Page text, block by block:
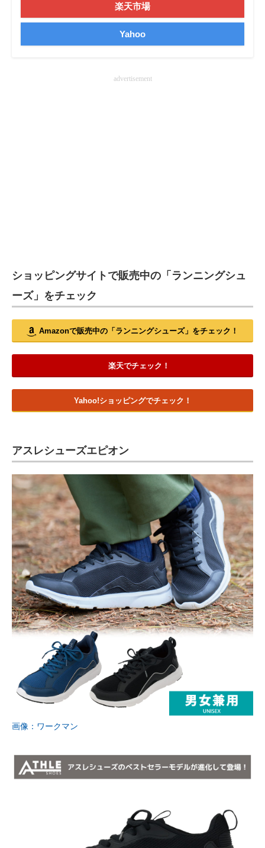
楽天市場
Yahoo
advertisement
ショッピングサイトで販売中の「ランニングシュ
ーズ」をチェック
Amazonで販売中の「ランニングシューズ」をチェック！
楽天でチェック！
Yahoo!ショッピングでチェック！
アスレシューズエピオン
画像：ワークマン